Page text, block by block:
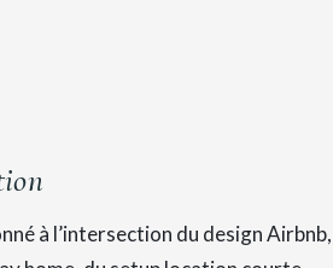
à l’intersection du design Airbnb,